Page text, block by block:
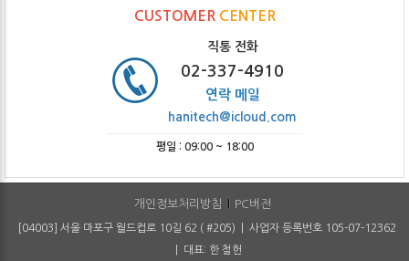
CUSTOMER CENTER
직통 전화
02-337-4910
연락 메일
hanitech@icloud.com
평일 : 09:00 ~ 18:00
개인정보처리방침 PC버전
[04003] 서울 마포구 월드컵로 10길 62 ( #205) | 사업자 등록번호 105-07-12362
| 대표: 한 철헌